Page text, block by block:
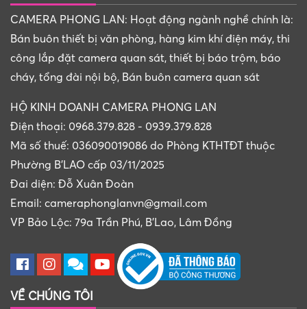
CAMERA PHONG LAN: Hoạt động ngành nghề chính là:
Bán buôn thiết bị văn phòng, hàng kim khí điện máy, thi
công lắp đặt camera quan sát, thiết bị báo trộm, báo
cháy, tổng đài nội bộ, Bán buôn camera quan sát
HỘ KINH DOANH CAMERA PHONG LAN
Điện thoại: 0968.379.828 - 0939.379.828
Mã số thuế: 036090019086 do Phòng KTHTĐT thuộc
Phường B'LAO cấp 03/11/2025
Đai diện: Đỗ Xuân Đoàn
Email: cameraphonglanvn@gmail.com
VP Bảo Lộc: 79a Trần Phú, B'Lao, Lâm Đồng
VỀ CHÚNG TÔI